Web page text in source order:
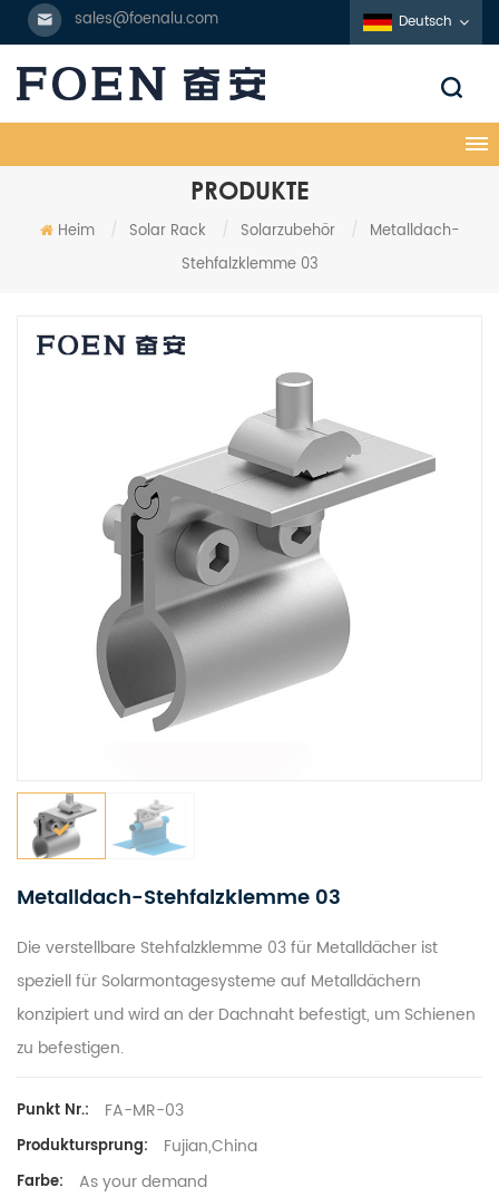
sales@foenalu.com Deutsch
PRODUKTE
Heim / Solar Rack / Solarzubehör /
Metalldach-
Stehfalzklemme 03
Metalldach-Stehfalzklemme 03
Die verstellbare Stehfalzklemme 03 für Metalldächer ist
speziell für Solarmontagesysteme auf Metalldächern
konzipiert und wird an der Dachnaht befestigt, um Schienen
zu befestigen.
Punkt Nr.: FA-MR-03
Produktursprung: Fujian,China
Farbe: As your demand